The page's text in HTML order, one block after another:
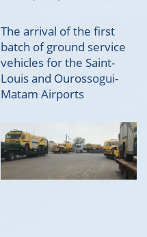
The arrival of the first
batch of ground service
vehicles for the Saint-
Louis and Ourossogui-
Matam Airports